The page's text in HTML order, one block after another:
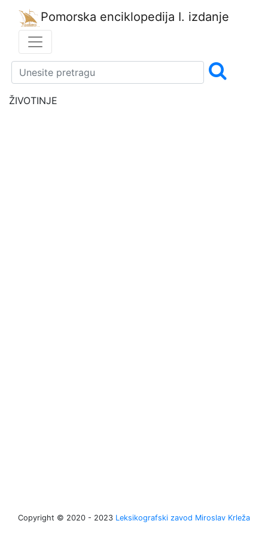
Pomorska enciklopedija I. izdanje
ŽIVOTINJE
Copyright © 2020 - 2023 Leksikografski zavod Miroslav Krleža